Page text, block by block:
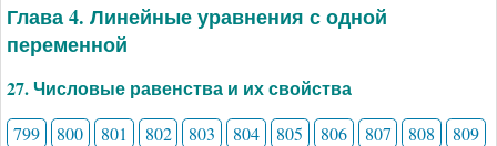
Глава 4. Линейные уравнения с одной
переменной
27. Числовые равенства и их свойства
799 800 801 802 803 804 805 806 807 808 809